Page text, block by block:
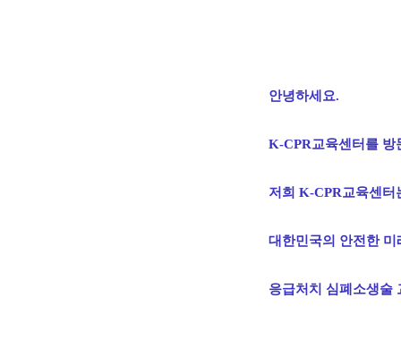
안녕하세요.
K-CPR교육센터를 방
저희 K-CPR교육센
대한민국의 안전한
응급처치 심폐소생술